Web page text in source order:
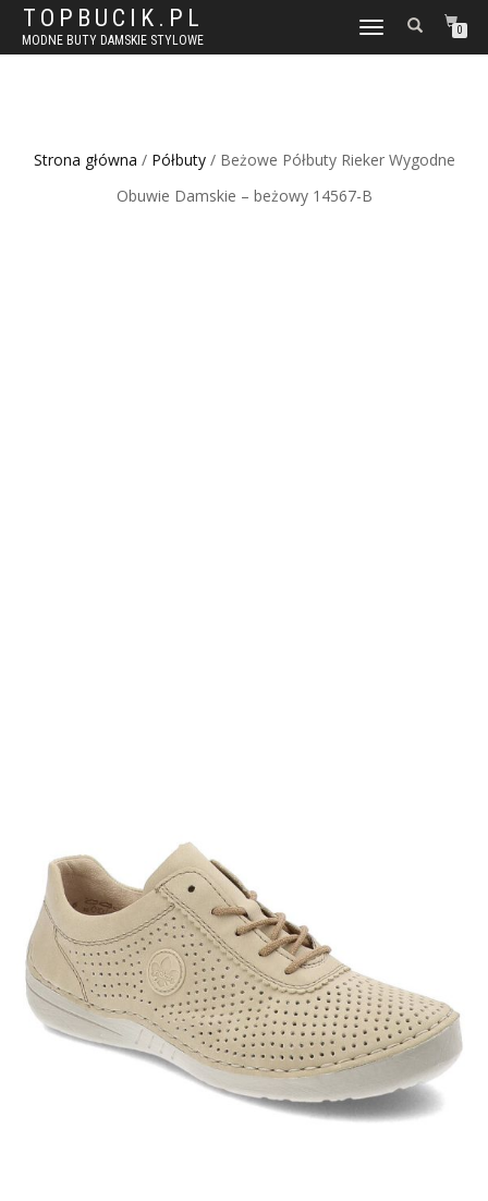
TOPBUCIK.PL
MODNE BUTY DAMSKIE STYLOWE
WŁĄCZ
NAWIGACJĘ
0
Strona główna / Półbuty/ Beżowe Półbuty Rieker Wygodne
Obuwie Damskie – beżowy 14567-B